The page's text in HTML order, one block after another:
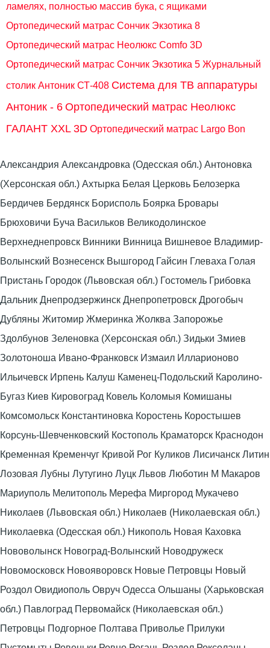
ламелях, полностью массив бука, с ящиками
Ортопедический матрас Сончик Экзотика 8
Ортопедический матрас Неолюкс Comfo 3D
Ортопедический матрас Сончик Экзотика 5 Журнальный
столик Антоник СТ-408 Система для ТВ аппаратуры
Антоник - 6 Ортопедический матрас Неолюкс
ГАЛАНТ XXL 3D Ортопедический матрас Largo Bon
Александрия Александровка (Одесская обл.) Антоновка
(Херсонская обл.) Ахтырка Белая Церковь Белозерка
Бердичев Бердянск Борисполь Боярка Бровары
Брюховичи Буча Васильков Великодолинское
Верхнеднепровск Винники Винница Вишневое Владимир-
Волынский Вознесенск Вышгород Гайсин Глеваха Голая
Пристань Городок (Львовская обл.) Гостомель Грибовка
Дальник Днепродзержинск Днепропетровск Дрогобыч
Дубляны Житомир Жмеринка Жолква Запорожье
Здолбунов Зеленовка (Херсонская обл.) Зидьки Змиев
Золотоноша Ивано-Франковск Измаил Илларионово
Ильичевск Ирпень Калуш Каменец-Подольский Каролино-
Бугаз Киев Кировоград Ковель Коломыя Комишаны
Комсомольск Константиновка Коростень Коростышев
Корсунь-Шевченковский Костополь Краматорск Краснодон
Кременная Кременчуг Кривой Рог Куликов Лисичанск Литин
Лозовая Лубны Лутугино Луцк Львов Люботин М Макаров
Мариуполь Мелитополь Мерефа Миргород Мукачево
Николаев (Львовская обл.) Николаев (Николаевская обл.)
Николаевка (Одесская обл.) Никополь Новая Каховка
Нововолынск Новоград-Волынский Новодружеск
Новомосковск Новояворовск Новые Петровцы Новый
Роздол Овидиополь Овруч Одесса Ольшаны (Харьковская
обл.) Павлоград Первомайск (Николаевская обл.)
Петровцы Подгорное Полтава Приволье Прилуки